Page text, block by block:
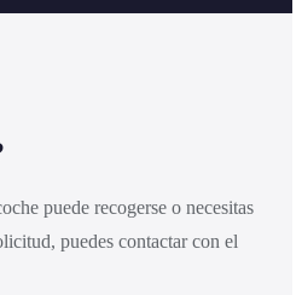
puede recogerse o necesitas
puedes contactar con el